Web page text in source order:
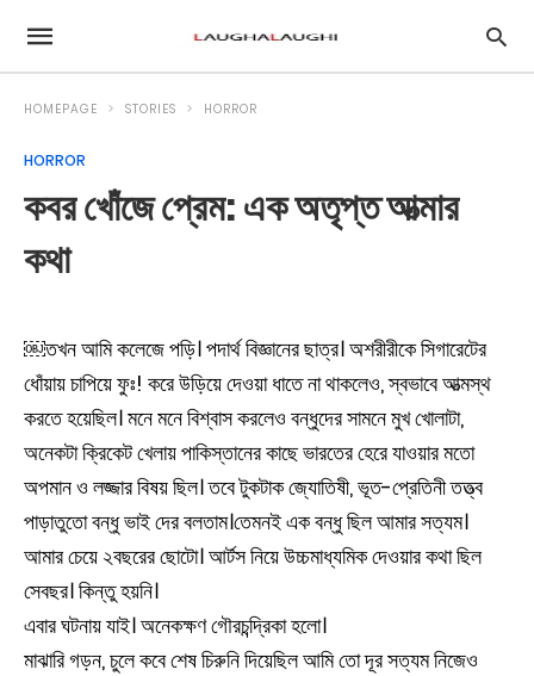
HOMEPAGE STORIES HORROR
HORROR
কবর খোঁজে প্রেম: এক অতৃপ্ত আত্মার
কথা
￼তখন আমি কলেজে পড়ি। পদার্থ বিজ্ঞানের ছাত্র। অশরীরীকে সিগারেটের
ধোঁয়ায় চাপিয়ে ফুঃ! করে উড়িয়ে দেওয়া ধাতে না থাকলেও, স্বভাবে আত্মস্থ
করতে হয়েছিল। মনে মনে বিশ্বাস করলেও বন্ধুদের সামনে মুখ খোলাটা,
অনেকটা ক্রিকেট খেলায় পাকিস্তানের কাছে ভারতের হেরে যাওয়ার মতো
অপমান ও লজ্জার বিষয় ছিল। তবে টুকটাক জ্যোতিষী, ভূত-প্রেতিনী তত্ত্ব
পাড়াতুতো বন্ধু ভাই দের বলতাম।তেমনই এক বন্ধু ছিল আমার সত্যম।
আমার চেয়ে ২বছরের ছোটো। আর্টস নিয়ে উচ্চমাধ্যমিক দেওয়ার কথা ছিল
সেবছর। কিন্তু হয়নি।
এবার ঘটনায় যাই। অনেকক্ষণ গৌরচন্দ্রিকা হলো।
মাঝারি গড়ন, চুলে কবে শেষ চিরুনি দিয়েছিল আমি তো দূর সত্যম নিজেও